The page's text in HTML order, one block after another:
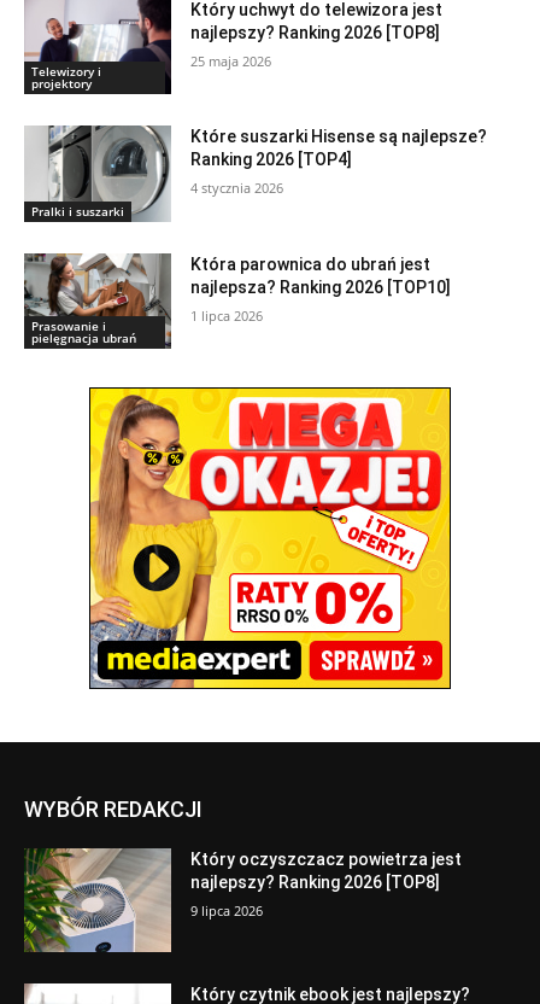
Telewizory i
projektory
Który uchwyt do telewizora jest
najlepszy? Ranking 2026 [TOP8]
25 maja 2026
Pralki i suszarki
Które suszarki Hisense są najlepsze?
Ranking 2026 [TOP4]
4 stycznia 2026
Prasowanie i
pielęgnacja ubrań
Która parownica do ubrań jest
najlepsza? Ranking 2026 [TOP10]
1 lipca 2026
WYBÓR REDAKCJI
Który oczyszczacz powietrza jest
najlepszy? Ranking 2026 [TOP8]
9 lipca 2026
Który czytnik ebook jest najlepszy?